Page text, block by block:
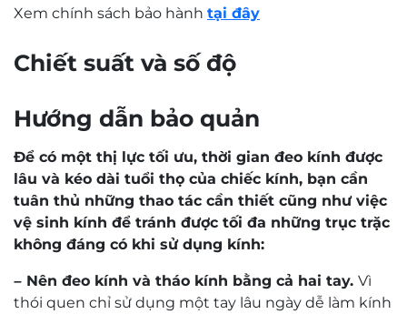
Xem chính sách bảo hành tại đây
0,0
5 star
0%
4 star
2 star
0%